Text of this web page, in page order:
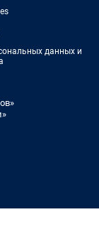
данных и